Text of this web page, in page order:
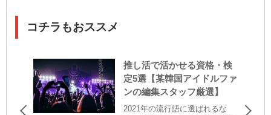
コチラもおススメ
推し活で活かせる資格・検
定5選【某韓国アイドルファ
ンの編集スタッフ厳選】
2021年の流行語に選ばれるな